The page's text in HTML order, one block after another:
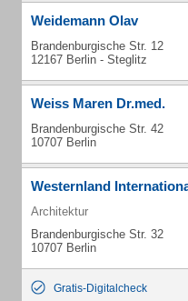
Weidemann Olav
Brandenburgische Str. 12
12167 Berlin - Steglitz
Weiss Maren Dr.med.
Brandenburgische Str. 42
10707 Berlin
Westernland
Architektur
Brandenburgische Str. 32
10707 Berlin
Gratis-Digitalcheck